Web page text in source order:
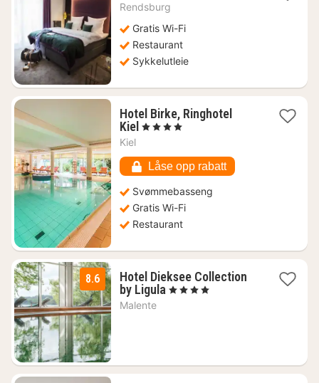
Rendsburg
Gratis Wi-Fi
Restaurant
Sykkelutleie
Hotel Birke, Ringhotel
Kiel 1
1469
kr.
, 4 Stjerner
Kiel
Låse opp rabatt
Svømmebasseng
Gratis Wi-Fi
Restaurant
8.6
Hotel Dieksee Collection
by Ligula 1
, 4 Stjerner
Malente